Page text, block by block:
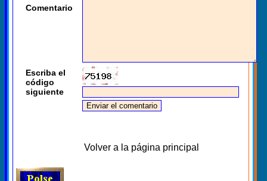
Comentario
Escriba el
código
siguiente
Volver a la página principal